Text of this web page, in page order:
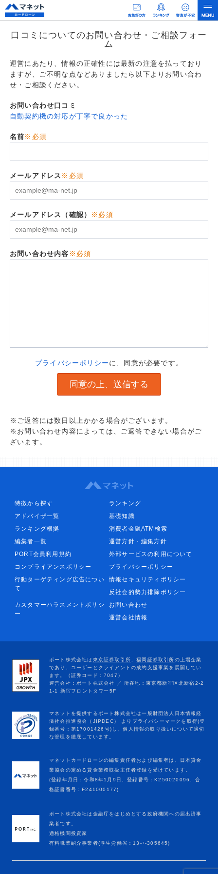
口コミについてのお問い合わせ・ご相談フォー
ム
運営にあたり、情報の正確性には最新の注意を払っており
ますが、ご不明な点などありましたら以下よりお問い合わ
せ・ご相談ください。
お問い合わせ口コミ
自動契約機の対応が丁寧で良かった
名前※必須
メールアドレス ※必須
メールアドレス（確認） ※必須
お問い合わせ内容 ※必須
プライバシーポリシーに、同意が必要です。
※ご返答には数日以上かかる場合がございます。
※お問い合わせ内容によっては、ご返答できない場合がご
ざいます。
特徴から探す
ランキング
アドバイザ一覧
基礎知識
ランキング根拠
消費者金融ATM検索
編集者一覧
運営方針・編集方針
PORT会員利用規約
外部サービスの利用について
コンプライアンスポリシー
プライバシーポリシー
行動ターゲティング広告につい
て
情報セキュリティポリシー
反社会的勢力排除ポリシー
カスタマーハラスメントポリシ
ー
お問い合わせ
運営会社情報
マネットカードローンの編集責任者および編集者は、日本貸金
業協会の定める貸金業務取扱主任者登録を受けています。
(登録年月日：令和8年1月9日、登録番号：K250020096、合
格証書番号：F241000177)
ポート株式会社は金融庁をはじめとする政府機関への届出済事
業者です。
適格機関投資家
有料職業紹介事業者(厚生労働省：13-ﾕ-305645)